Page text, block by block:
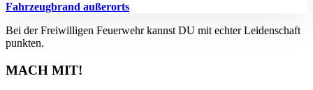
Fahrzeugbrand außerorts
Bei der Freiwilligen Feuerwehr kannst DU mit echter Leidenschaft
punkten.
MACH MIT!